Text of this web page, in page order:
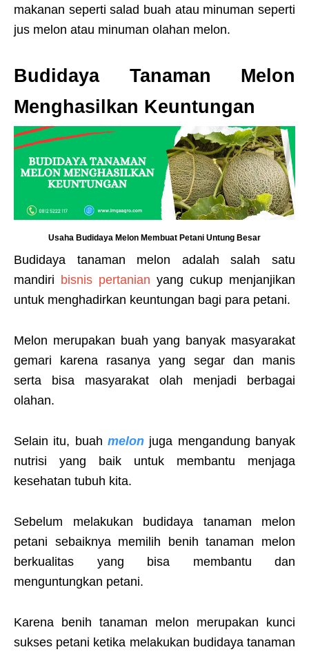
makanan seperti salad buah atau minuman seperti
jus melon atau minuman olahan melon.
Budidaya Tanaman Melon
Menghasilkan Keuntungan
Usaha Budidaya Melon Membuat Petani Untung Besar
Budidaya tanaman melon adalah salah satu
mandiri bisnis pertanian yang cukup menjanjikan
untuk menghadirkan keuntungan bagi para petani.
Melon merupakan buah yang banyak masyarakat
gemari karena rasanya yang segar dan manis
serta bisa masyarakat olah menjadi berbagai
olahan.
Selain itu, buah melon juga mengandung banyak
nutrisi yang baik untuk membantu menjaga
kesehatan tubuh kita.
Sebelum melakukan budidaya tanaman melon
petani sebaiknya memilih benih tanaman melon
berkualitas yang bisa membantu dan
menguntungkan petani.
Karena benih tanaman melon merupakan kunci
sukses petani ketika melakukan budidaya tanaman